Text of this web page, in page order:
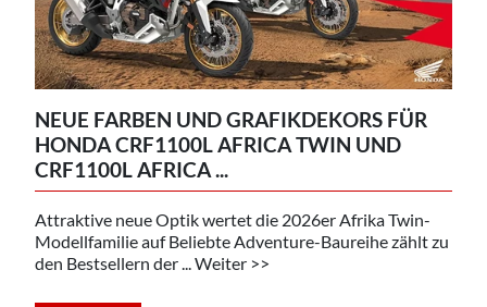
NEUE FARBEN UND GRAFIKDEKORS FÜR
HONDA CRF1100L AFRICA TWIN UND
CRF1100L AFRICA ...
Attraktive neue Optik wertet die 2026er Afrika Twin-
Modellfamilie auf Beliebte Adventure-Baureihe zählt zu
den Bestsellern der ... Weiter >>